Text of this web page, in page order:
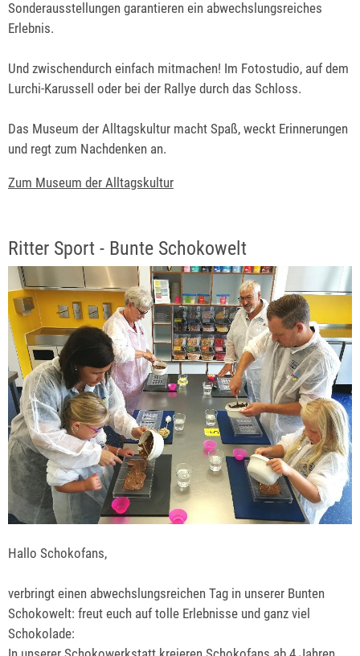
Sonderausstellungen garantieren ein abwechslungsreiches
Erlebnis.
Und zwischendurch einfach mitmachen! Im Fotostudio, auf dem
Lurchi-Karussell oder bei der Rallye durch das Schloss.
Das Museum der Alltagskultur macht Spaß, weckt Erinnerungen
und regt zum Nachdenken an.
Zum Museum der Alltagskultur
Ritter Sport - Bunte Schokowelt
Hallo Schokofans,
verbringt einen abwechslungsreichen Tag in unserer Bunten
Schokowelt: freut euch auf tolle Erlebnisse und ganz viel
Schokolade: